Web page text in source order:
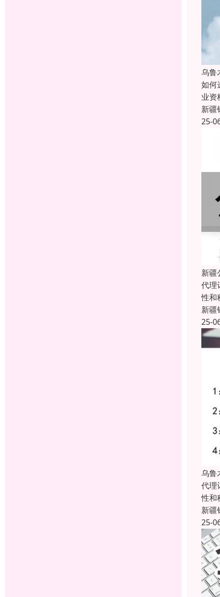
乌鲁
如何
业资
新疆
25-
新疆
代理
性和
新疆
25-
乌鲁
代理
性和
新疆
25-